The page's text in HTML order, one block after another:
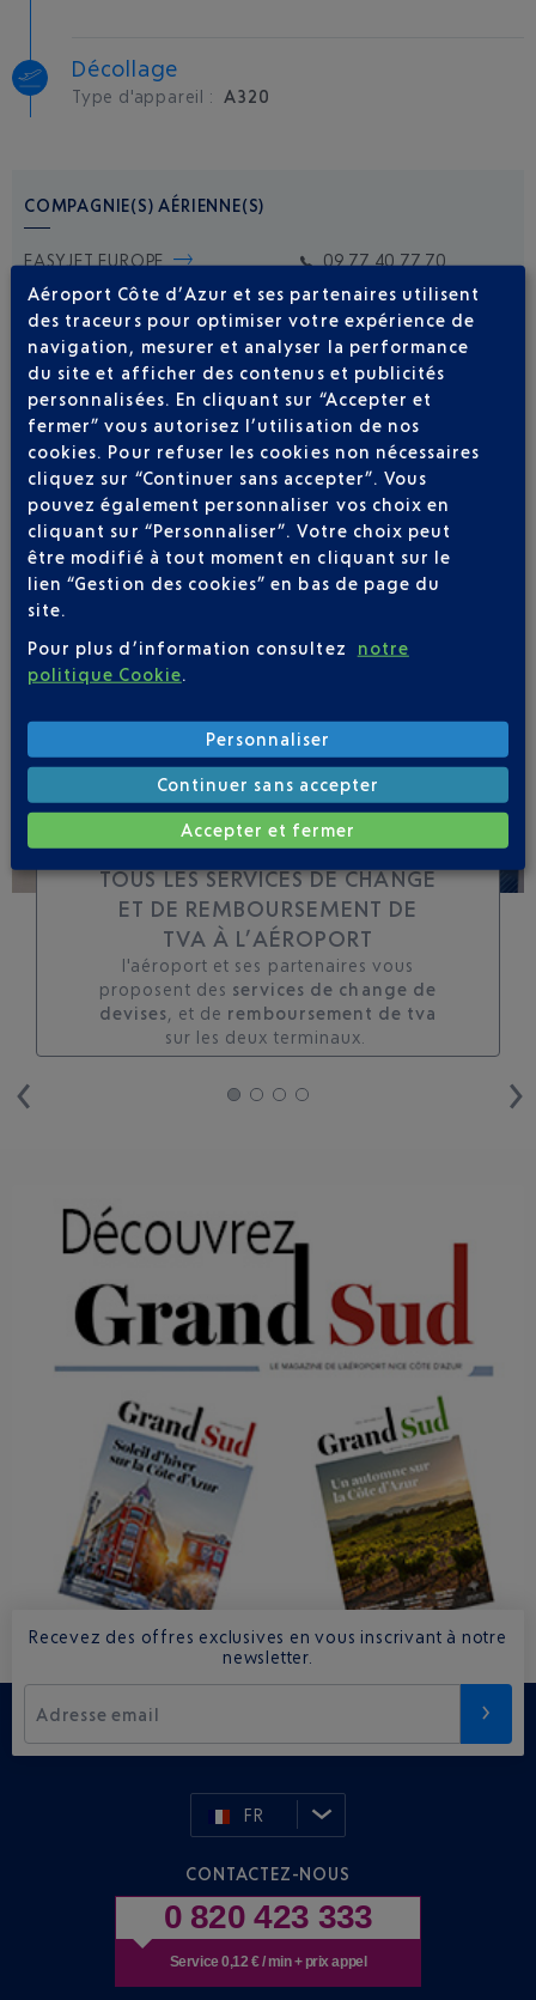
Décollage
Type d'appareil : A320
COMPAGNIE(S) AÉRIENNE(S)
EASYJET EUROPE 09 77 40 77 70
Soyez notifié(e) de
toutes les évolutions
pour ce vol
SUIVRE CE VOL
TOUS LES SERVICES DE CHANGE
ET DE REMBOURSEMENT DE
TVA À L’AÉROPORT
l'aéroport et ses partenaires vous
proposent des services de change de
devises , et de remboursement de tva
sur les deux terminaux. ​
Recevez des offres exclusives en vous inscrivant à notre
newsletter.
Adresse email
FR
CONTACTEZ-NOUS
0 820 423 333
Service 0,12 € / min + prix appel
Aéroport Côte d’Azur et ses partenaires utilisent
des traceurs pour optimiser votre expérience de
navigation, mesurer et analyser la performance
du site et afficher des contenus et publicités
personnalisées. En cliquant sur “Accepter et
fermer” vous autorisez l’utilisation de nos
cookies. Pour refuser les cookies non nécessaires
cliquez sur “Continuer sans accepter”. Vous
pouvez également personnaliser vos choix en
cliquant sur “Personnaliser”. Votre choix peut
être modifié à tout moment en cliquant sur le
lien “Gestion des cookies” en bas de page du
site.
Pour plus d’information consultez
notre
politique Cookie
Personnaliser
Continuer sans accepter
Accepter et fermer